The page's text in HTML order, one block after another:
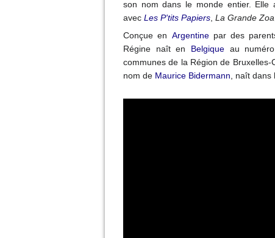
son nom dans le monde entier. Elle
avec Les P'tits Papiers La Grande Zoa
Conçue en Argentine par des
Régine naît en
Belgique au
communes de la Région de
nom de Maurice Bidermann , naît